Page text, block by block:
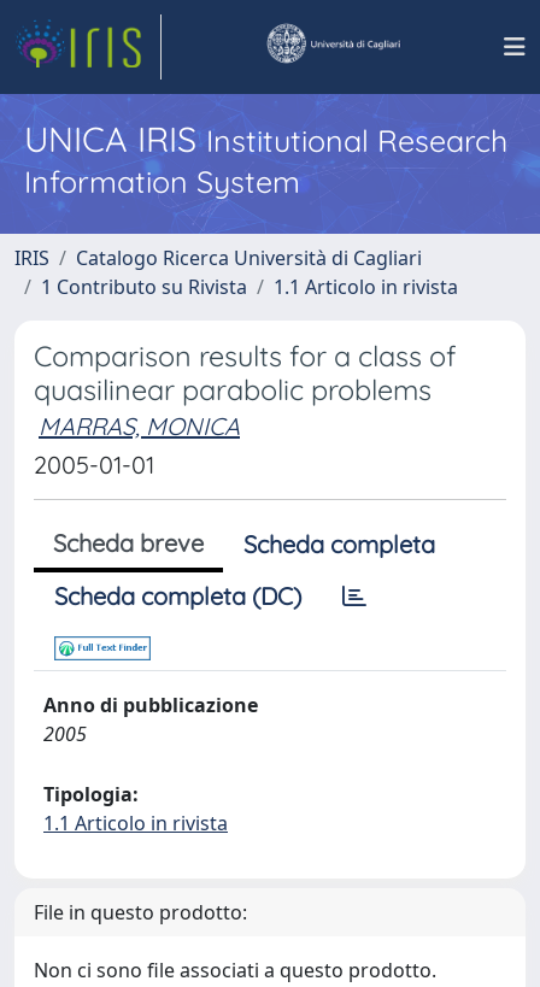
UNICA IRISInstitutional Research
Information System
IRIS
Catalogo Ricerca Università di Cagliari
1 Contributo su Rivista
1.1 Articolo in rivista
Comparison results for a class of
quasilinear parabolic problems
MARRAS, MONICA
2005-01-01
Scheda breve
Scheda completa
Scheda completa (DC)
Anno di pubblicazione
2005
Tipologia:
1.1 Articolo in rivista
File in questo prodotto:
Non ci sono file associati a questo prodotto.